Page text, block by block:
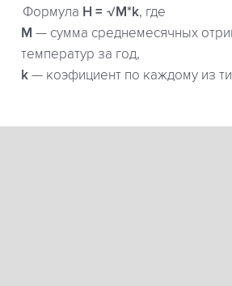
Формула H = √M*k, где
М — сумма среднемесячных
температур за год,
k — коэфициент по каждому из